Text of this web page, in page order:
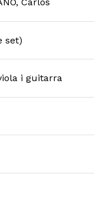
set)
i guitarra